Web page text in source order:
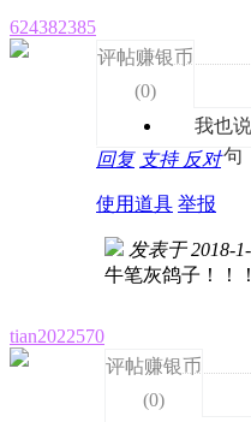
624382385
评帖赚银币
(0)
我也
句
回复 支持 反对
使用道具 举报
tian2022570
发表于 2018-
牛笔灰鸽子！！！
评帖赚银币
(0)